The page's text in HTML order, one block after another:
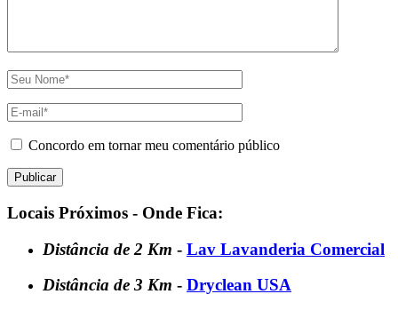
Concordo em tornar meu comentário público
Locais Próximos - Onde Fica:
Distância de 2 Km - Lav Lavanderia Comercial
Distância de 3 Km - Dryclean USA